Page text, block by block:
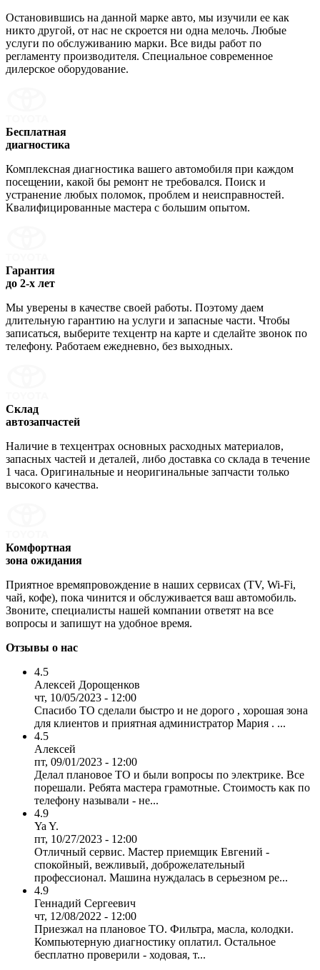
Остановившись на данной марке авто, мы изучили ее как
никто другой, от нас не скроется ни одна мелочь. Любые
услуги по обслуживанию марки. Все виды работ по
регламенту производителя. Специальное современное
дилерское оборудование.
Бесплатная
диагностика
Комплексная диагностика вашего автомобиля при каждом
посещении, какой бы ремонт не требовался. Поиск и
устранение любых поломок, проблем и неисправностей.
Квалифицированные мастера с большим опытом.
Гарантия
до 2-х лет
Мы уверены в качестве своей работы. Поэтому даем
длительную гарантию на услуги и запасные части. Чтобы
записаться, выберите техцентр на карте и сделайте звонок по
телефону. Работаем ежедневно, без выходных.
Склад
автозапчастей
Наличие в техцентрах основных расходных материалов,
запасных частей и деталей, либо доставка со склада в течение
1 часа. Оригинальные и неоригинальные запчасти только
высокого качества.
Комфортная
зона ожидания
Приятное времяпровождение в наших сервисах (TV, Wi-Fi,
чай, кофе), пока чинится и обслуживается ваш автомобиль.
Звоните, специалисты нашей компании ответят на все
вопросы и запишут на удобное время.
Отзывы о нас
4.5
Алексей Дорощенков
чт, 10/05/2023 - 12:00
Спасибо ТО сделали быстро и не дорого , хорошая зона
для клиентов и приятная администратор Мария . ...
4.5
Алексей
пт, 09/01/2023 - 12:00
Делал плановое ТО и были вопросы по электрике. Все
порешали. Ребята мастера грамотные. Стоимость как по
телефону называли - не...
4.9
Ya Y.
пт, 10/27/2023 - 12:00
Отличный сервис. Мастер приемщик Евгений -
спокойный, вежливый, доброжелательный
профессионал. Машина нуждалась в серьезном ре...
4.9
Геннадий Сергеевич
чт, 12/08/2022 - 12:00
Приезжал на плановое ТО. Фильтра, масла, колодки.
Компьютерную диагностику оплатил. Остальное
бесплатно проверили - ходовая, т...